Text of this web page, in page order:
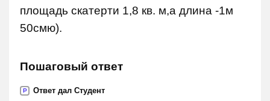
площадь скатерти 1,8 кв. м,а длина -1м
50смю).
Пошаговый ответ
P Ответ дал Студент